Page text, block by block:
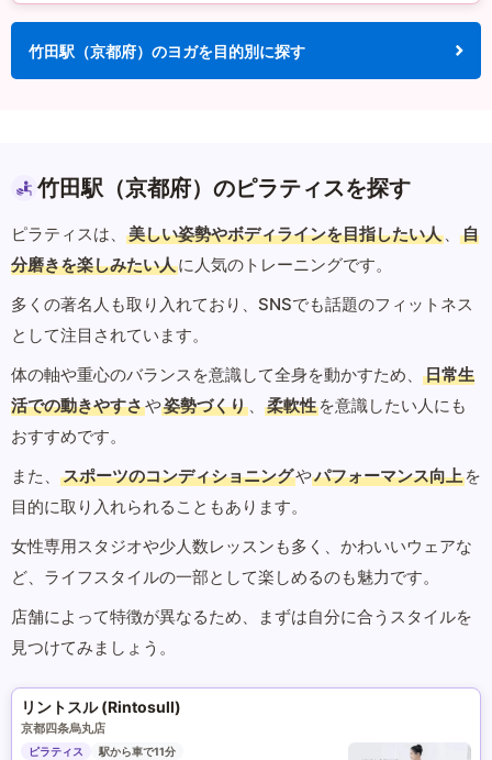
竹田駅（京都府）のヨガを目的別に探す
竹田駅（京都府）のピラティスを探す
ピラティスは、 美しい姿勢やボディラインを目指したい人 、
自
分磨きを楽しみたい人に人気のトレーニングです。
多くの著名人も取り入れており、SNSでも話題のフィットネス
として注目されています。
体の軸や重心のバランスを意識して全身を動かすため、
日常生
活での動きやすさや姿勢づくり 、 柔軟性 を意識したい人にも
おすすめです。
また、
スポーツのコンディショニングやパフォーマンス向上 を
目的に取り入れられることもあります。
女性専用スタジオや少人数レッスンも多く、かわいいウェアな
ど、ライフスタイルの一部として楽しめるのも魅力です。
店舗によって特徴が異なるため、まずは自分に合うスタイルを
見つけてみましょう。
リントスル (Rintosull)
京都四条烏丸店
ピラティス
駅から車で11分